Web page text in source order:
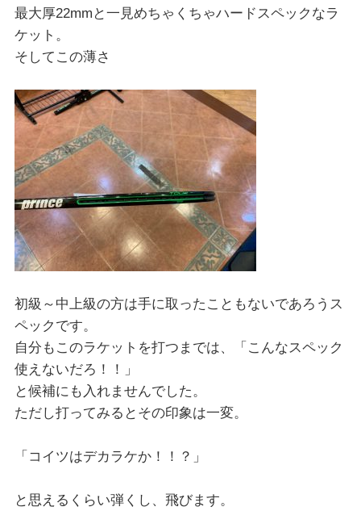
最大厚22mmと一見めちゃくちゃハードスペックなラ
ケット。
そしてこの薄さ
初級～中上級の方は手に取ったこともないであろうス
ペックです。
自分もこのラケットを打つまでは、「こんなスペック
使えないだろ！！」
と候補にも入れませんでした。
ただし打ってみるとその印象は一変。
「コイツはデカラケか！！？」
と思えるくらい弾くし、飛びます。